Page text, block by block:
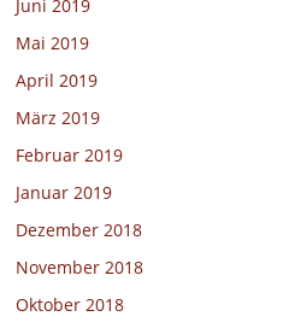
Juni 2019
Mai 2019
April 2019
März 2019
Februar 2019
Januar 2019
Dezember 2018
November 2018
Oktober 2018